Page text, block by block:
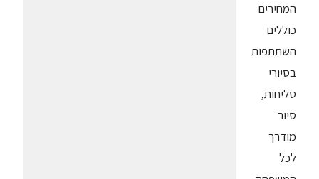
המחירים
כוללים
השתתפות
בסיורי
סליחות,
סיור
מודרך
לכל